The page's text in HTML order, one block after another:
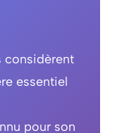
considèrent
essentiel
pour son